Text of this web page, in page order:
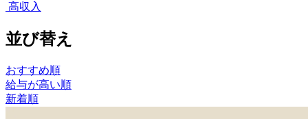
高収入
並び替え
おすすめ順
給与が高い順
新着順